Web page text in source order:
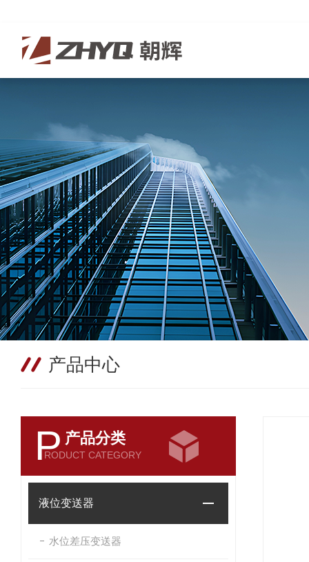
产品中心
P 产品分类
RODUCT CATEGORY
液位变送器
水位差压变送器